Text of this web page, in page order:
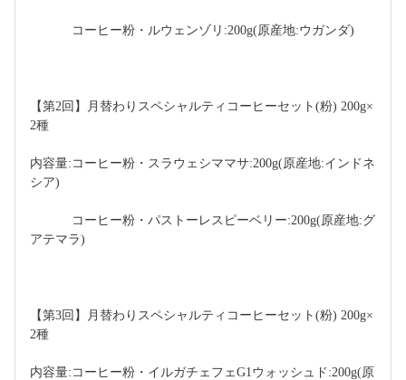
コーヒー粉・ルウェンゾリ:200g(原産地:ウガンダ)
【第2回】月替わりスペシャルティコーヒーセット(粉) 200g×
2種
内容量:コーヒー粉・スラウェシママサ:200g(原産地:インドネ
シア)
コーヒー粉・パストーレスピーベリー:200g(原産地:グ
アテマラ)
【第3回】月替わりスペシャルティコーヒーセット(粉) 200g×
2種
内容量:コーヒー粉・イルガチェフェG1ウォッシュド:200g(原